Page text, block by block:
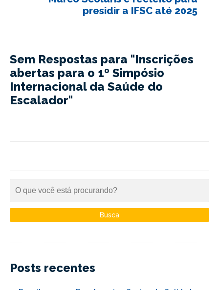
presidir a IFSC até 2025
Sem Respostas para "Inscrições
abertas para o 1º Simpósio
Internacional da Saúde do
Escalador"
Posts recentes